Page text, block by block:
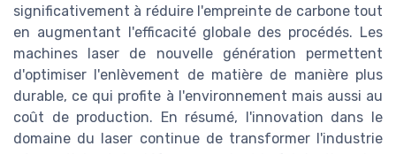
significativement à réduire l'empreinte de carbone tout
en augmentant l'efficacité globale des procédés. Les
machines laser de nouvelle génération permettent
d'optimiser l'enlèvement de matière de manière plus
durable, ce qui profite à l'environnement mais aussi au
coût de production. En résumé, l'innovation dans le
domaine du laser continue de transformer l'industrie